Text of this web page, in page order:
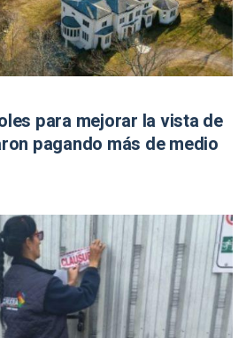
para mejorar la vista de
pagando más de medio